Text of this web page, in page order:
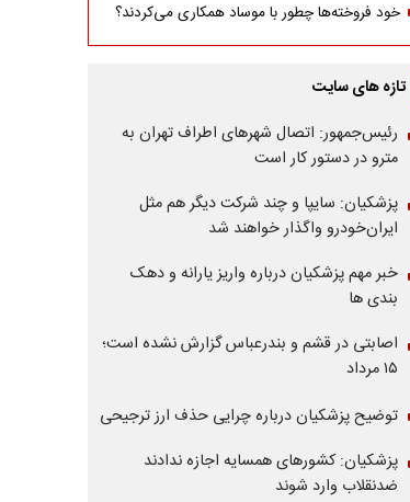
خود فروخته‌ها چطور با موساد همکاری می‌کردند؟
تازه های سایت
رئیس‌جمهور: اتصال شهرهای اطراف تهران به
مترو در دستور کار است
پزشکیان: سایپا و چند شرکت دیگر هم مثل
ایران‌خودرو واگذار خواهند شد
خبر مهم پزشکیان درباره واریز یارانه و دهک
بندی ها
اصابتی در قشم و بندرعباس گزارش نشده است؛
۱۵ مرداد
توضیح پزشکیان درباره چرایی حذف ارز ترجیحی
پزشکیان: کشورهای همسایه اجازه ندادند
ضدنقلاب وارد شوند